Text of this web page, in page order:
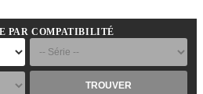
PAR COMPATIBILITÉ
TROUVER